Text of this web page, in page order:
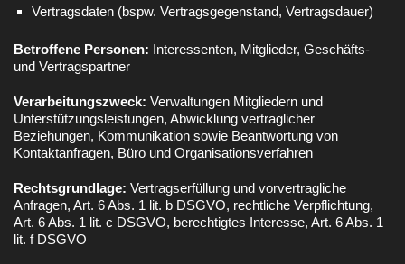
Vertragsdaten (bspw. Vertragsgegenstand, Vertragsdauer)
Betroffene Personen: Interessenten, Mitglieder, Geschäfts-
und Vertragspartner
Verarbeitungszweck: Verwaltungen Mitgliedern und
Unterstützungsleistungen, Abwicklung vertraglicher
Beziehungen, Kommunikation sowie Beantwortung von
Kontaktanfragen, Büro und Organisationsverfahren
Rechtsgrundlage: Vertragserfüllung und vorvertragliche
Anfragen, Art. 6 Abs. 1 lit. b DSGVO, rechtliche Verpflichtung,
Art. 6 Abs. 1 lit. c DSGVO, berechtigtes Interesse, Art. 6 Abs. 1
lit. f DSGVO